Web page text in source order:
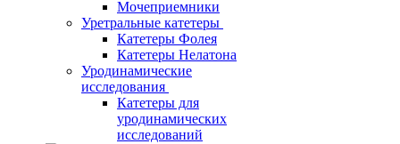
Мочеприемники
Уретральные катетеры
Катетеры Фолея
Катетеры Нелатона
Уродинамические
исследования
Катетеры для
уродинамических
исследований